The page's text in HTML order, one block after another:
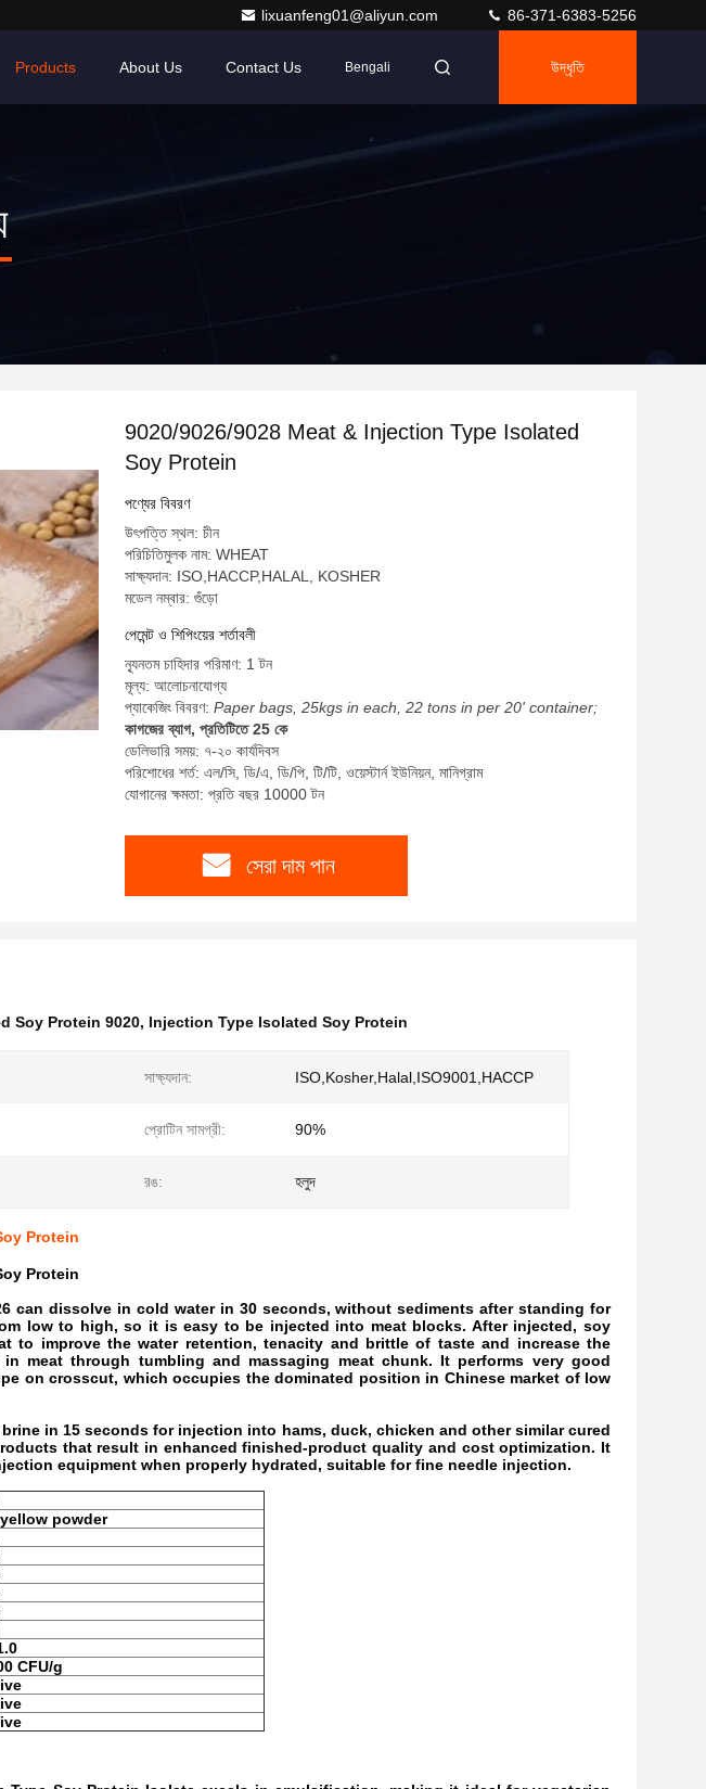
lixuanfeng01@aliyun.com 86-371-6383-5256
Products About Us Contact Us Bengali উদ্ধৃতি
9020/9026/9028 Meat & Injection Type Isolated
Soy Protein
পণ্যের বিবরণ
উৎপত্তি স্থল: চীন
পরিচিতিমুলক নাম: WHEAT
সাক্ষ্যদান: ISO,HACCP,HALAL, KOSHER
মডেল নম্বার: গুঁড়ো
পেমেন্ট ও শিপিংয়ের শর্তাবলী
ন্যূনতম চাহিদার পরিমাণ: 1 টন
মূল্য: আলোচনাযোগ্য
প্যাকেজিং বিবরণ: Paper bags, 25kgs in each, 22 tons in per 20' container;
কাগজের ব্যাগ, প্রতিটিতে 25 কে
ডেলিভারি সময়: ৭-২০ কার্যদিবস
পরিশোধের শর্ত: এল/সি, ডি/এ, ডি/পি, টি/টি, ওয়েস্টার্ন ইউনিয়ন, মানিগ্রাম
যোগানের ক্ষমতা: প্রতি বছর 10000 টন
সেরা দাম পান
Soy Protein 9020, Injection Type Isolated Soy Protein
সাক্ষ্যদান: ISO,Kosher,Halal,ISO9001,HACCP
প্রোটিন সামগ্রী: 90%
রঙ: হলুদ
Protein
Protein
can dissolve in cold water in 30 seconds, without sediments after standing for
low to high, so it is easy to be injected into meat blocks. After injected, soy
to improve the water retention, tenacity and brittle of taste and increase the
meat through tumbling and massaging meat chunk. It performs very good
on crosscut, which occupies the dominated position in Chinese market of low
in 15 seconds for injection into hams, duck, chicken and other similar cured
that result in enhanced finished-product quality and cost optimization. It
equipment when properly hydrated, suitable for fine needle injection.
powder
CFU/g